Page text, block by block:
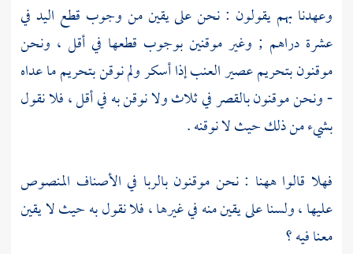
وعهدنا بهم يقولون : نحن على يقين من وجوب قطع اليد في
عشرة دراهم ; وغير موقنين بوجوب قطعها في أقل ، ونحن
موقنون بتحريم عصير العنب إذا أسكر ولم نوقن بتحريم ما عداه
- ونحن موقنون بالقصر في ثلاث ولا نوقن به في أقل ، فلا نقول
بشيء من ذلك حيث لا نوقنه .
فهلا قالوا ههنا : نحن موقنون بالربا في الأصناف المنصوص
عليها ، ولسنا على يقين منه في غيرها ، فلا نقول به حيث لا يقين
معنا فيه ؟